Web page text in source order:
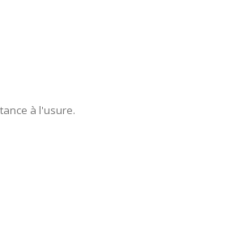
à l'usure.